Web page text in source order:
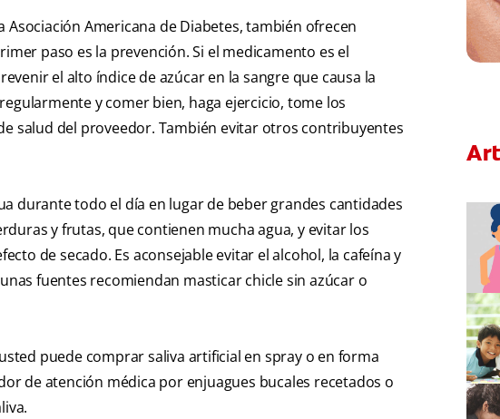
Asociación Americana de Diabetes, también ofrecen
paso es la prevención. Si el medicamento es el
el alto índice de azúcar en la sangre que causa la
y comer bien, haga ejercicio, tome los
salud del proveedor. También evitar otros contribuyentes
durante todo el día en lugar de beber grandes cantidades
y frutas, que contienen mucha agua, y evitar los
de secado. Es aconsejable evitar el alcohol, la cafeína y
fuentes recomiendan masticar chicle sin azúcar o
puede comprar saliva artificial en spray o en forma
de atención médica por enjuagues bucales recetados o